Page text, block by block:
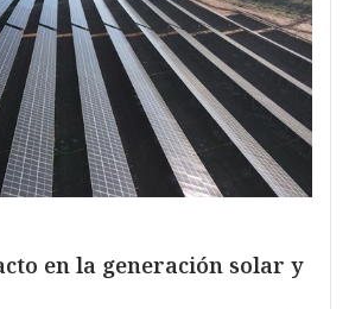
en la generación solar y